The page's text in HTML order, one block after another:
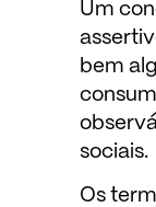
Um
bem
sociais.
Os